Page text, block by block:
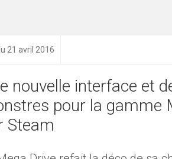
21 avril 2016
nouvelle interface et
pour la gamme
Steam